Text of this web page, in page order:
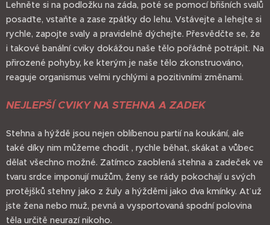
Lehněte si na podložku na záda, poté se pomocí břišních svalů
posaďte, vstaňte a zase zpátky do lehu. Vstávejte a lehejte si
rychle, zapojte svaly a pravidelně dýchejte. Přesvědčte se, že
i takové banální cviky dokážou naše tělo pořádně potrápit. Na
přirozené pohyby, ke kterým je naše tělo zkonstruováno,
reaguje organismus velmi rychlými a pozitivními změnami.
NEJLEPŠÍ CVIKY NA STEHNA A ZADEK
Stehna a hýždě jsou nejen oblíbenou partií na koukání, ale
také díky nim můžeme chodit , rychle běhat, skákat a vůbec
dělat všechno možné. Zatímco zaoblená stehna a zadeček ve
tvaru srdce imponují mužům, ženy se rády pokochají u svých
protějšků stehny jako z žuly a hýžděmi jako dva kmínky. Ať už
jste žena nebo muž, pevná a vysportovaná spodní polovina
těla určitě neurazí nikoho.